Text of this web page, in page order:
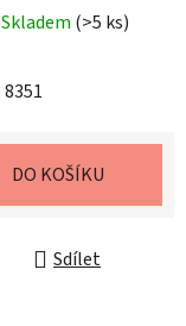
Skladem (>5 ks)
8351
DO KOŠÍKU
Sdílet